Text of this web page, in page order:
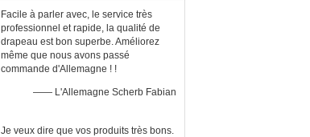
Facile à parler avec, le service très
professionnel et rapide, la qualité de
drapeau est bon superbe. Améliorez
même que nous avons passé
commande d'Allemagne ! !
—— L'Allemagne Scherb Fabian
Je veux dire que vos produits très bons.